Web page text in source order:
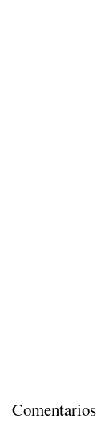
Comentarios